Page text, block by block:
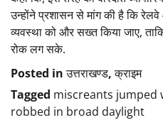
उन्होंने प्रशासन से मांग की है कि
व्यवस्था को और सख्त किया जाए,
रोक लग सके.
Posted inउत्तराखण्ड,क्राइम
Tagged miscreants jumped
robbed in broad daylight